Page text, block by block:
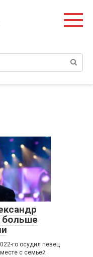
больше
го осудил певец
с семьей